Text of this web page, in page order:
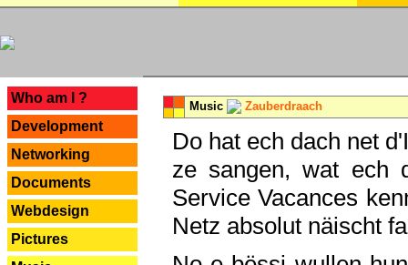
Who am I ?
Development
Networking
Documents
Webdesign
Pictures
Music Zauberdraach
Do hat ech dach net
ze sangen, wat ech
Service Vacances
Netz absolut näischt